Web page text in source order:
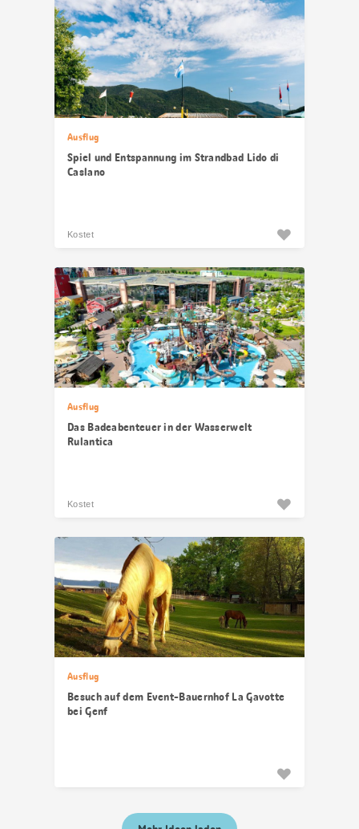
Ausflug
Spiel und Entspannung im Strandbad Lido di
Caslano
Kostet
Ausflug
Das Badeabenteuer in der Wasserwelt
Rulantica
Kostet
Ausflug
Besuch auf dem Event-Bauernhof La Gavotte
bei Genf